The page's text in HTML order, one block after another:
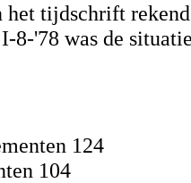
tijdschrift
8-'78 was de
124
104